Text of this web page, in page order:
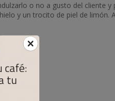
o no a gusto del cliente y
y un trocito de piel de limón.
café:
tu